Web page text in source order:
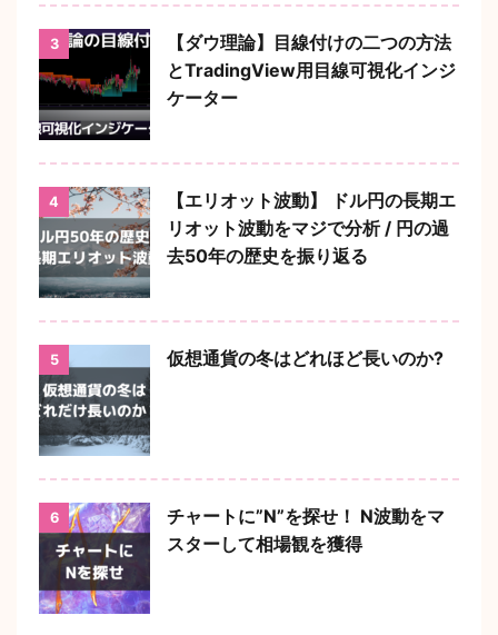
3
【ダウ理論】目線付けの二つの方法
とTradingView用目線可視化インジ
ケーター
4
【エリオット波動】 ドル円の長期エ
リオット波動をマジで分析 / 円の過
去50年の歴史を振り返る
5 仮想通貨の冬はどれほど長いのか?
6
チャートに”N”を探せ！ N波動をマ
スターして相場観を獲得